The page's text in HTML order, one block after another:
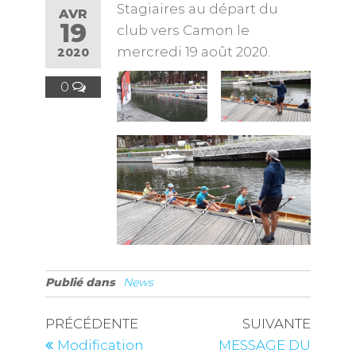
AVR
19
2020
0
Stagiaires au départ du
club vers Camon le
mercredi 19 août 2020.
Publié dans News
PRÉCÉDENTE
Modification
SUIVANTE
MESSAGE DU